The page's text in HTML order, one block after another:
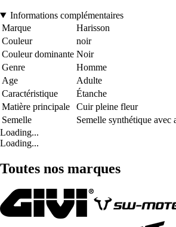
Informations complémentaires
Marque
Harisson
Couleur
noir
Couleur dominante Noir
Genre
Homme
Age
Adulte
Caractéristique
Étanche
Matière principale
Cuir pleine fleur
Semelle
Semelle synthétique avec
Loading...
Loading...
Toutes nos marques